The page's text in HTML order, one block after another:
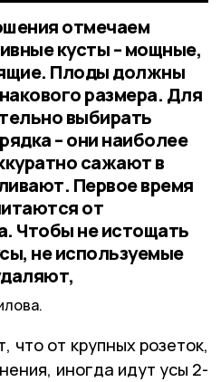
отмечаем
кусты – мощные,
Плоды должны
размера. Для
выбирать
– они наиболее
сажают в
Первое время
от
Чтобы не истощать
не используемые
что от крупных розеток,
иногда идут усы 2-